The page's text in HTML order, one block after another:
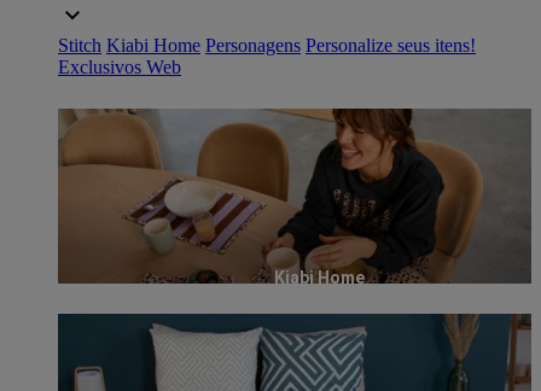
Stitch Kiabi Home Personagens Personalize seus itens!
Exclusivos Web
Kiabi Home